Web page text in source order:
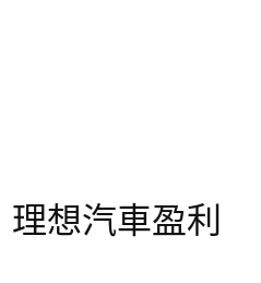
想汽車盈利